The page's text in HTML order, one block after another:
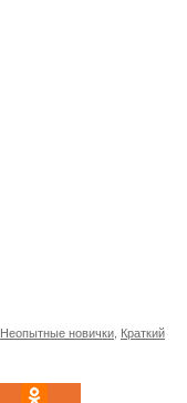
Неопытные новички Краткий